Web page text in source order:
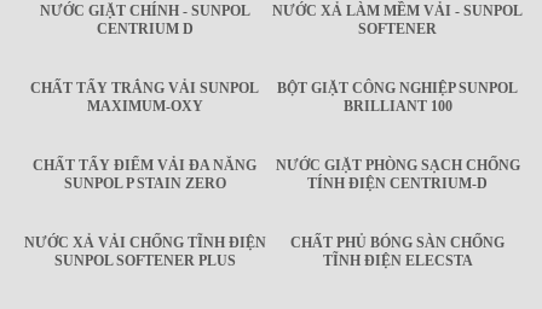
NƯỚC GIẶT CHÍNH - SUNPOL
CENTRIUM D
NƯỚC XẢ LÀM MỀM VẢI - SUNPOL
SOFTENER
CHẤT TẨY TRẮNG VẢI SUNPOL
MAXIMUM-OXY
BỘT GIẶT CÔNG NGHIỆP SUNPOL
BRILLIANT 100
CHẤT TẨY ĐIỂM VẢI ĐA NĂNG
SUNPOL P STAIN ZERO
NƯỚC GIẶT PHÒNG SẠCH CHỐNG
TÍNH ĐIỆN CENTRIUM-D
NƯỚC XẢ VẢI CHỐNG TĨNH ĐIỆN
SUNPOL SOFTENER PLUS
CHẤT PHỦ BÓNG SÀN CHỐNG
TĨNH ĐIỆN ELECSTA